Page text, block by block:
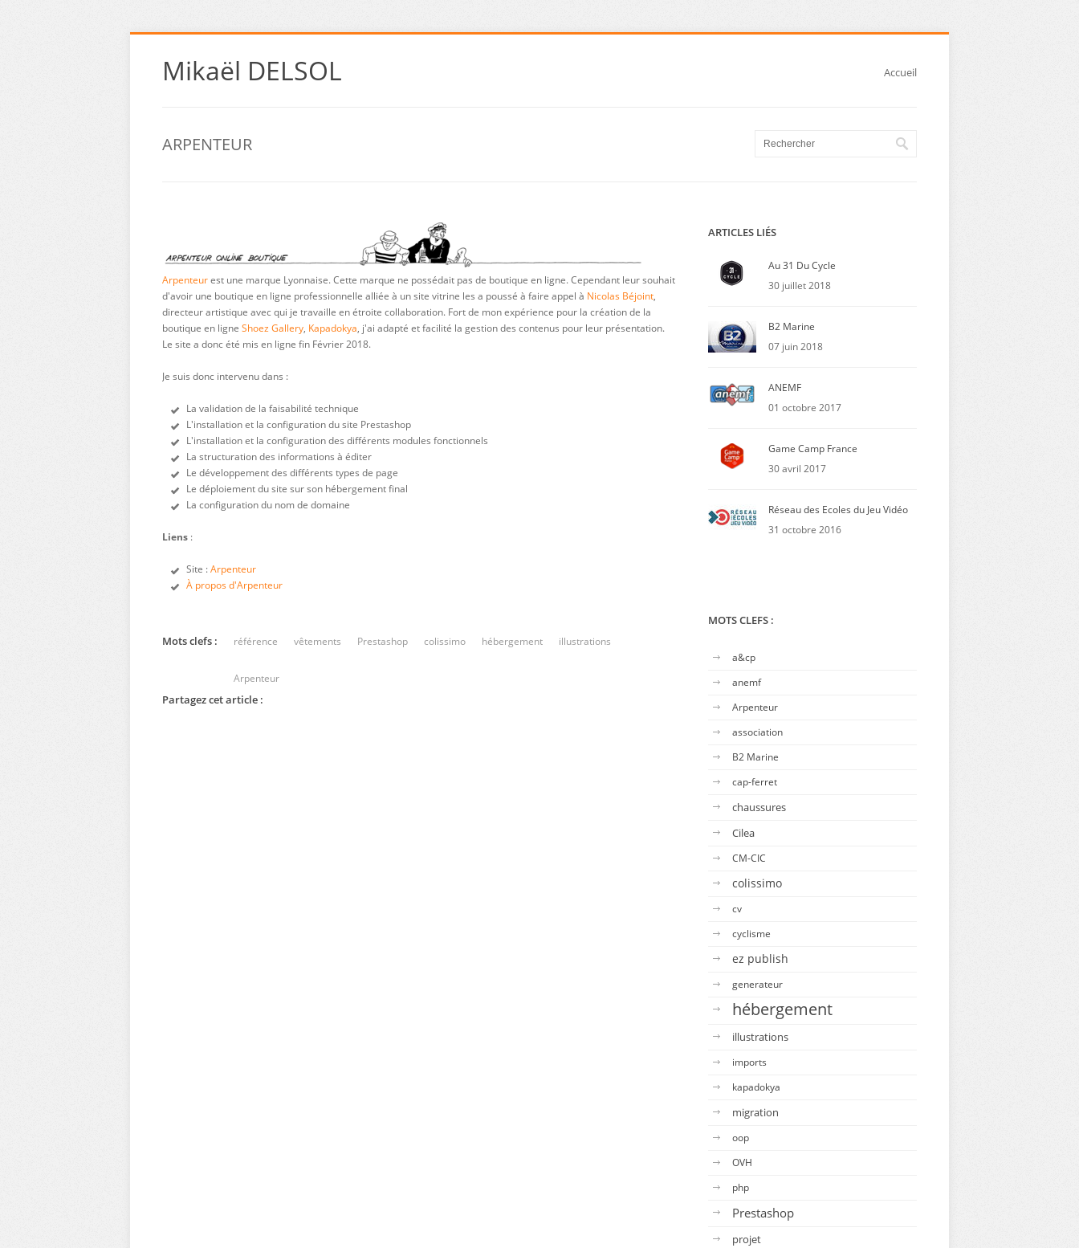
Mikaël DELSOL Accueil
ARPENTEUR
Arpenteurest une marque Lyonnaise. Cette marque ne possédait pas de boutique en ligne. Cependant leur souhait
d'avoir une boutique en ligne professionnelle alliée à un site vitrine les a poussé à faire appel à Nicolas Béjoint,
directeur artistique avec qui je travaille en étroite collaboration. Fort de mon expérience pour la création de la
boutique en ligne Shoez Gallery, Kapadokya, j'ai adapté et facilité la gestion des contenus pour leur présentation.
Le site a donc été mis en ligne fin Février 2018.
Je suis donc intervenu dans :
La validation de la faisabilité technique
L'installation et la configuration du site Prestashop
L'installation et la configuration des différents modules fonctionnels
La structuration des informations à éditer
Le développement des différents types de page
Le déploiement du site sur son hébergement final
La configuration du nom de domaine
Liens :
Site :Arpenteur
À propos d'Arpenteur
Mots clefs : référence vêtements Prestashop colissimo hébergement illustrations
Arpenteur
Partagez cet article :
ARTICLES LIÉS
Au 31 Du Cycle
30 juillet 2018
B2 Marine
07 juin 2018
ANEMF
01 octobre 2017
Game Camp France
30 avril 2017
Réseau des Ecoles du Jeu Vidéo
31 octobre 2016
MOTS CLEFS :
a&cp
anemf
Arpenteur
association
B2 Marine
cap-ferret
chaussures
Cilea
CM-CIC
colissimo
cv
cyclisme
ez publish
generateur
hébergement
illustrations
imports
kapadokya
migration
oop
OVH
php
Prestashop
projet